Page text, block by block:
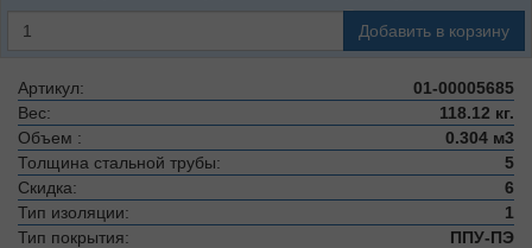
Добавить в корзину
Артикул:
01-00005685
Вес:
118.12 кг.
Объем :
0.304 м3
Толщина стальной трубы:
5
Скидка:
6
Тип изоляции:
1
Тип покрытия:
ППУ-ПЭ